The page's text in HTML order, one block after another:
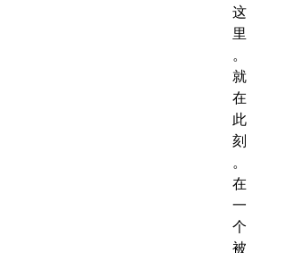
这
里
。
就
在
此
刻
。
在
一
个
被